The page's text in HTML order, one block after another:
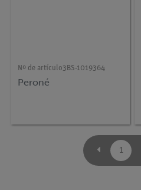
Nº de artículo3BS-1019364
Peroné
1